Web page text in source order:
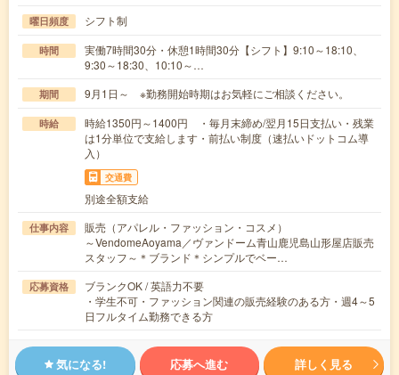
曜日頻度 シフト制
時間
実働7時間30分・休憩1時間30分【シフト】9:10～18:10、
9:30～18:30、10:10～…
期間 9月1日～ ※勤務開始時期はお気軽にご相談ください。
時給
時給1350円～1400円 ・毎月末締め/翌月15日支払い・残業
は1分単位で支給します・前払い制度（速払いドットコム導
入）
交通費
別途全額支給
仕事内容
販売（アパレル・ファッション・コスメ）
～VendomeAoyama／ヴァンドーム青山鹿児島山形屋店販売
スタッフ～＊ブランド＊シンプルでベー…
応募資格
ブランクOK / 英語力不要
・学生不可・ファッション関連の販売経験のある方・週4～5
日フルタイム勤務できる方
気になる! 応募へ進む 詳しく見る